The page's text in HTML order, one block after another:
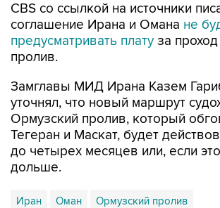
CBS со ссылкой на источники
соглашение Ирана и Омана не
предусматривать плату за
пролив.
Замглавы МИД Ирана Казем
уточнял, что новый маршрут
Ормузский пролив, который
Тегеран и Маскат, будет
до четырех месяцев или, если
дольше.
Иран Оман Ормузский пролив